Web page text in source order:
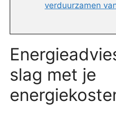
verduurzamen
slag met je